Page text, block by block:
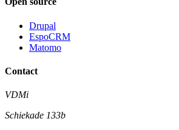
Drupal
EspoCRM
Matomo
Contact
VDMi
Schiekade 133b